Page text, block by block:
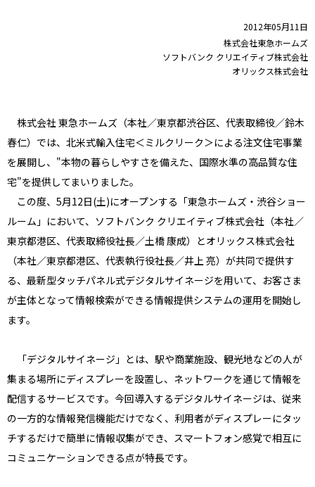
2012年05月11日
株式会社東急ホームズ
ソフトバンク クリエイティブ株式会社
オリックス株式会社
株式会社 東急ホームズ（本社／東京都渋谷区、代表取締役／鈴木
春仁）では、北米式輸入住宅＜ミルクリーク＞による注文住宅事業
を展開し、"本物の暮らしやすさを備えた、国際水準の高品質な住
宅"を提供してまいりました。
この度、5月12日(土)にオープンする「東急ホームズ・渋谷ショー
ルーム」において、ソフトバンク クリエイティブ株式会社（本社／
東京都港区、代表取締役社長／土橋 康成）とオリックス株式会社
（本社／東京都港区、代表執行役社長／井上 亮）が共同で提供す
る、最新型タッチパネル式デジタルサイネージを用いて、お客さま
が主体となって情報検索ができる情報提供システムの運用を開始し
ます。
「デジタルサイネージ」とは、駅や商業施設、観光地などの人が
集まる場所にディスプレーを設置し、ネットワークを通じて情報を
配信するサービスです。今回導入するデジタルサイネージは、従来
の一方的な情報発信機能だけでなく、利用者がディスプレーにタッ
チするだけで簡単に情報収集ができ、スマートフォン感覚で相互に
コミュニケーションできる点が特長です。